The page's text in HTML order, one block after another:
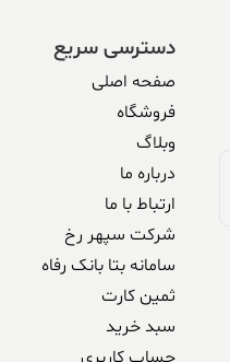
دسترسی سریع
صفحه اصلی
فروشگاه
وبلاگ
درباره ما
ارتباط با ما
شرکت سپهر رخ
سامانه بتا بانک رفاه
ثمین کارت
سبد خرید